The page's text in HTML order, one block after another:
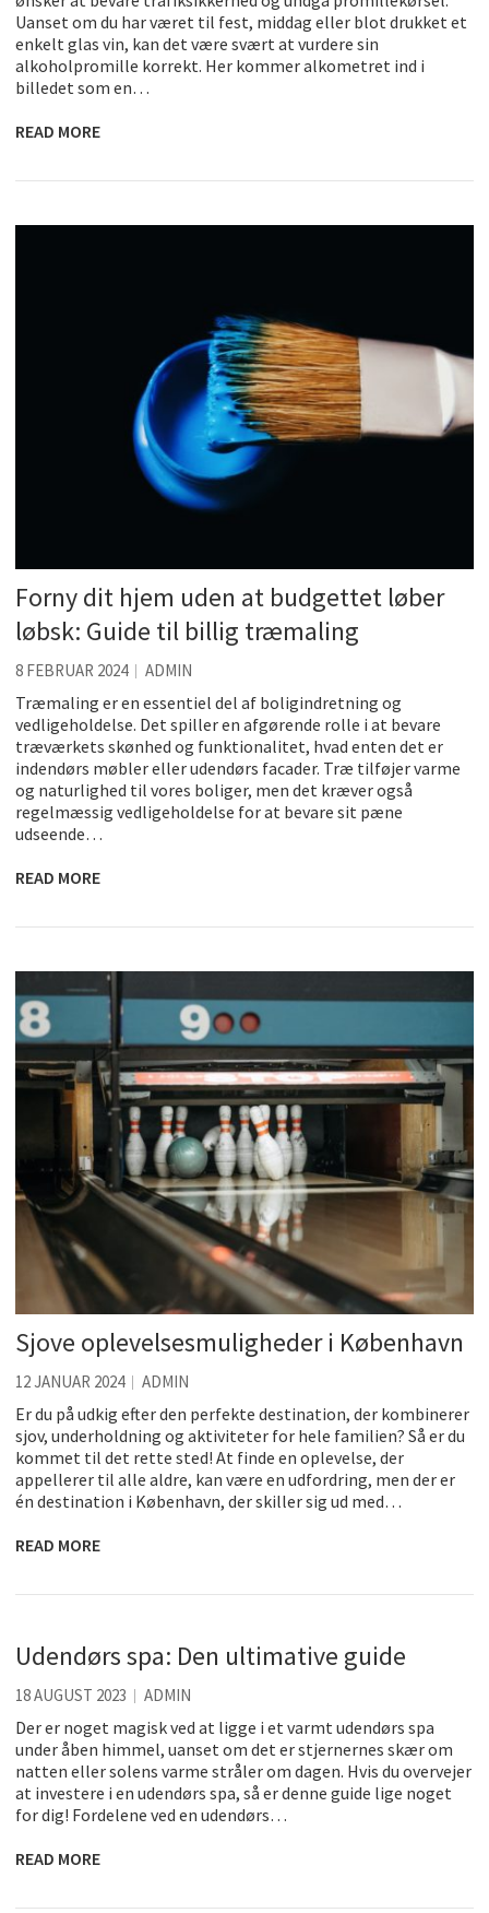
Uanset om du har været til fest, middag eller blot drukket et
enkelt glas vin, kan det være svært at vurdere sin
alkoholpromille korrekt. Her kommer alkometret ind i
billedet som en…
READ MORE
Forny dit hjem uden at budgettet løber
løbsk: Guide til billig træmaling
8 FEBRUAR 2024 ADMIN
Træmaling er en essentiel del af boligindretning og
vedligeholdelse. Det spiller en afgørende rolle i at bevare
træværkets skønhed og funktionalitet, hvad enten det er
indendørs møbler eller udendørs facader. Træ tilføjer varme
og naturlighed til vores boliger, men det kræver også
regelmæssig vedligeholdelse for at bevare sit pæne
udseende…
READ MORE
Sjove oplevelsesmuligheder i København
12 JANUAR 2024 ADMIN
Er du på udkig efter den perfekte destination, der kombinerer
sjov, underholdning og aktiviteter for hele familien? Så er du
kommet til det rette sted! At finde en oplevelse, der
appellerer til alle aldre, kan være en udfordring, men der er
én destination i København, der skiller sig ud med…
READ MORE
Udendørs spa: Den ultimative guide
18 AUGUST 2023 ADMIN
Der er noget magisk ved at ligge i et varmt udendørs spa
under åben himmel, uanset om det er stjernernes skær om
natten eller solens varme stråler om dagen. Hvis du overvejer
at investere i en udendørs spa, så er denne guide lige noget
for dig! Fordelene ved en udendørs…
READ MORE